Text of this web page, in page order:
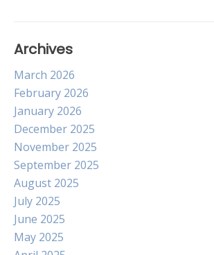
Archives
March 2026
February 2026
January 2026
December 2025
November 2025
September 2025
August 2025
July 2025
June 2025
May 2025